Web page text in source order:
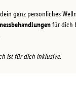
ganz persönliches
für dich
ist für dich inklusive.